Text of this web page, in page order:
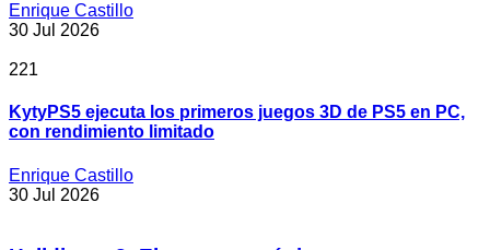
Enrique Castillo
30 Jul 2026
221
KytyPS5 ejecuta los primeros juegos 3D de PS5 en PC,
con rendimiento limitado
Enrique Castillo
30 Jul 2026